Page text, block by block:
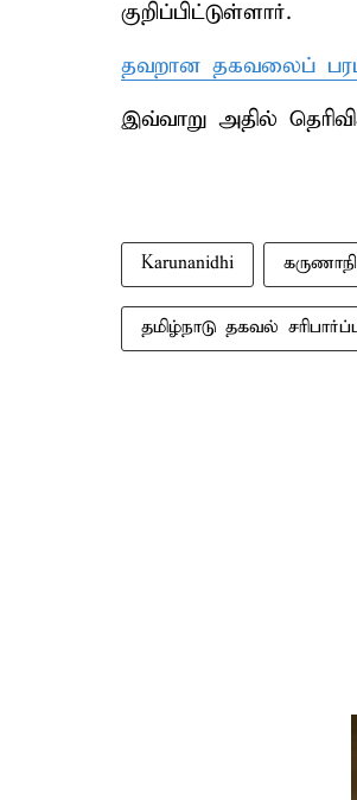
குறிப்பிட்டுள்ளார்.
தவறான தகவலைப்
இவ்வாறு அதில்
Karunanidhi
தமிழ்நாடு தகவல்